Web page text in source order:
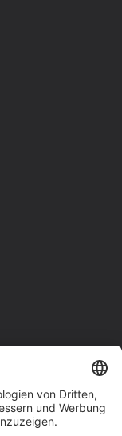
Racing4fun - Alles über